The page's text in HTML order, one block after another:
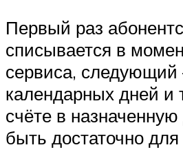
Первый раз
списывается в
сервиса, следующий
календарных дней и
счёте в
быть достаточно для